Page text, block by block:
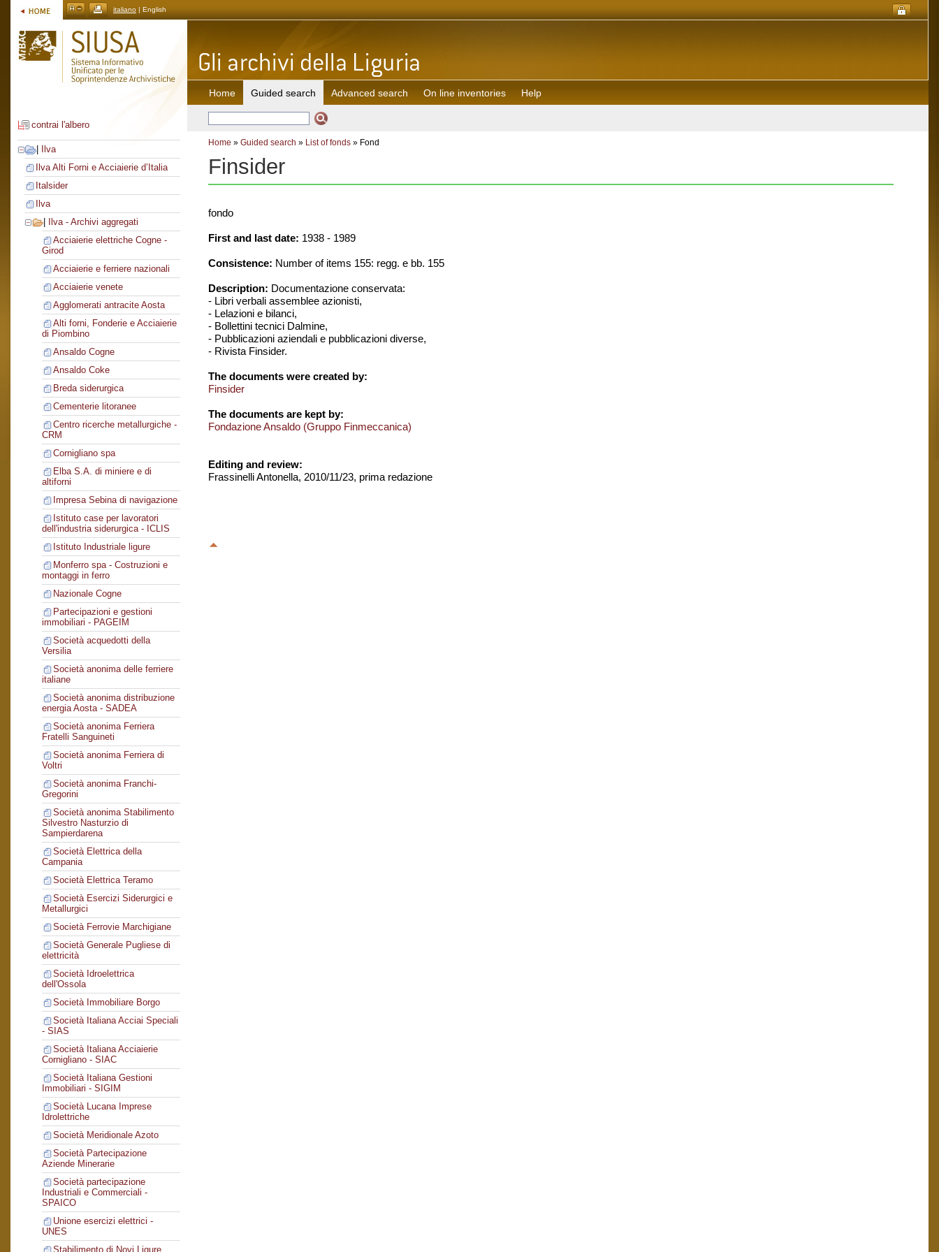
italiano | English
contrai l'albero
Ilva
Ilva Alti Forni e Acciaierie d’Italia
Italsider
Ilva
Ilva - Archivi aggregati
Acciaierie elettriche Cogne -
Girod
Acciaierie e ferriere nazionali
Acciaierie venete
Agglomerati antracite Aosta
Alti forni, Fonderie e Acciaierie
di Piombino
Ansaldo Cogne
Ansaldo Coke
Breda siderurgica
Cementerie litoranee
Centro ricerche metallurgiche -
CRM
Cornigliano spa
Elba S.A. di miniere e di
altiforni
Impresa Sebina di navigazione
Istituto case per lavoratori
dell'industria siderurgica - ICLIS
Istituto Industriale ligure
Monferro spa - Costruzioni e
montaggi in ferro
Nazionale Cogne
Partecipazioni e gestioni
immobiliari - PAGEIM
Società acquedotti della
Versilia
Società anonima delle ferriere
italiane
Società anonima distribuzione
energia Aosta - SADEA
Società anonima Ferriera
Fratelli Sanguineti
Società anonima Ferriera di
Voltri
Società anonima Franchi-
Gregorini
Società anonima Stabilimento
Silvestro Nasturzio di
Sampierdarena
Società Elettrica della
Campania
Società Elettrica Teramo
Società Esercizi Siderurgici e
Metallurgici
Società Ferrovie Marchigiane
Società Generale Pugliese di
elettricità
Società Idroelettrica
dell'Ossola
Società Immobiliare Borgo
Società Italiana Acciai Speciali
- SIAS
Società Italiana Acciaierie
Cornigliano - SIAC
Società Italiana Gestioni
Immobiliari - SIGIM
Società Lucana Imprese
Idrolettriche
Società Meridionale Azoto
Società Partecipazione
Aziende Minerarie
Società partecipazione
Industriali e Commerciali -
SPAICO
Unione esercizi elettrici -
UNES
Stabilimento di Novi Ligure
Home Guided search Advanced search On line inventories Help
Home » Guided search » List of fonds » Fond
Finsider
fondo
First and last date: 1938 - 1989
Consistence: Number of items 155: regg. e bb. 155
Description: Documentazione conservata:
- Libri verbali assemblee azionisti,
- Lelazioni e bilanci,
- Bollettini tecnici Dalmine,
- Pubblicazioni aziendali e pubblicazioni diverse,
- Rivista Finsider.
The documents were created by:
Finsider
The documents are kept by:
Fondazione Ansaldo (Gruppo Finmeccanica)
Editing and review:
Frassinelli Antonella, 2010/11/23, prima redazione